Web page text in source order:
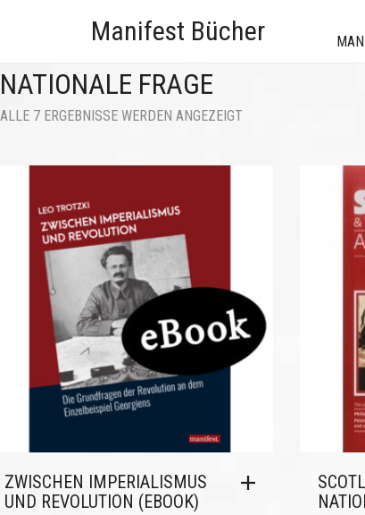
Manifest Bücher
NATIONALE FRAGE
ALLE 7 ERGEBNISSE WERDEN ANGEZEIGT
ZWISCHEN IMPERIALISMUS
UND REVOLUTION (EBOOK)